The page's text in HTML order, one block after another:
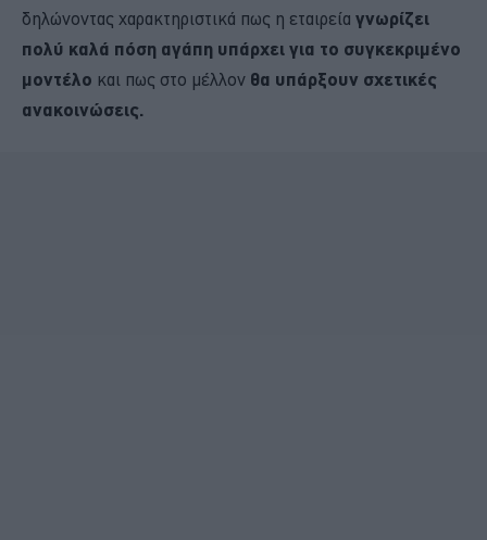
δηλώνοντας χαρακτηριστικά πως η εταιρεία γνωρίζει
πολύ καλά πόση αγάπη υπάρχει για το συγκεκριμένο
μοντέλο και πως στο μέλλον θα υπάρξουν σχετικές
ανακοινώσεις.